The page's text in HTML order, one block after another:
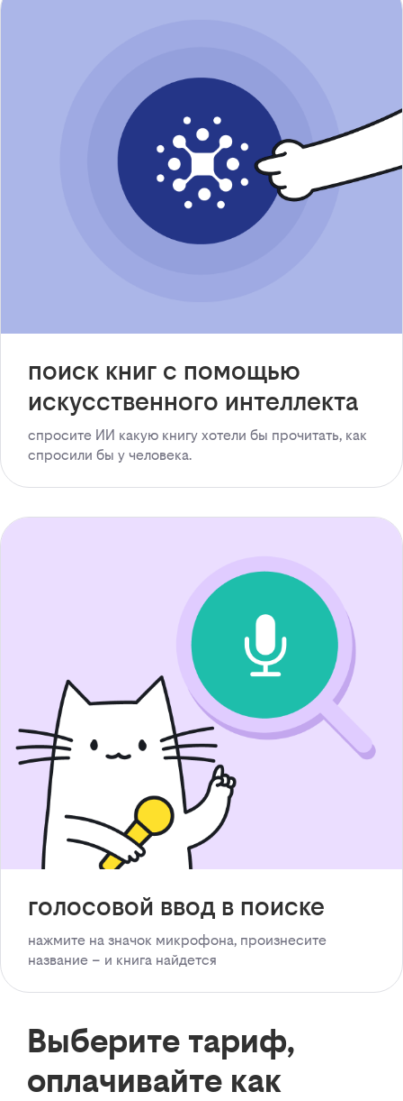
поиск книг с помощью
искусственного интеллекта
спросите ИИ какую книгу хотели бы прочитать, как
спросили бы у человека.
голосовой ввод в поиске
нажмите на значок микрофона, произнесите
название – и книга найдется
Выберите тариф,
оплачивайте как